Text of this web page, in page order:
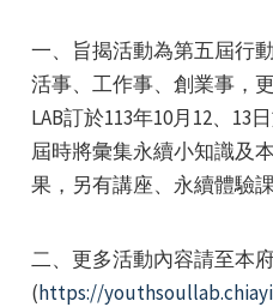
一、旨揭活動為第五屆行
活事、工作事、創業事，
LAB訂於113年10月12、13
屆時將彙集永續小知識及
果，另有講座、永續體驗課
二、更多活動內容請至本
(https://